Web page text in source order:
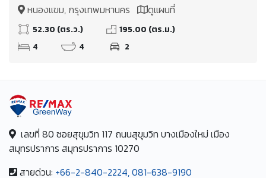
หนองแขม, กรุงเทพมหานคร
ดูแผนที่
52.30 (ตร.ว.)
195.00 (ตร.ม.)
4
4 2
เลขที่ 80 ซอยสุขุมวิท 117 ถนนสุขุมวิท บางเมืองใหม่ เมือง
สมุทรปราการ สมุทรปราการ 10270
สายด่วน: +66-2-840-2224, 081-638-9190